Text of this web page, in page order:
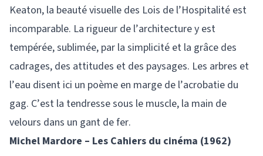
Keaton, la beauté visuelle des Lois de l’Hospitalité est
incomparable. La rigueur de l’architecture y est
tempérée, sublimée, par la simplicité et la grâce des
cadrages, des attitudes et des paysages. Les arbres et
l’eau disent ici un poème en marge de l’acrobatie du
gag. C’est la tendresse sous le muscle, la main de
velours dans un gant de fer.
Michel Mardore – Les Cahiers du cinéma (1962)